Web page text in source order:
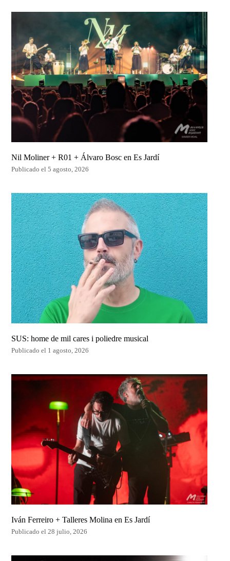
Nil Moliner + R01 + Álvaro Bosc en Es Jardí
Publicado el 5 agosto, 2026
SUS: home de mil cares i poliedre musical
Publicado el 1 agosto, 2026
Iván Ferreiro + Talleres Molina en Es Jardí
Publicado el 28 julio, 2026